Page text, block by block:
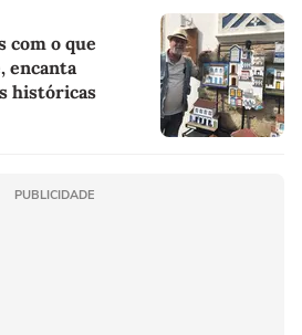
com o que
encanta
históricas
PUBLICIDADE